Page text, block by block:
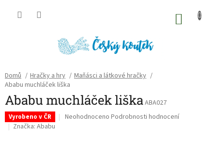
Domů / Hračky a hry / Maňásci a látkové hračky /
Ababu muchláček liška
Ababu muchláček liškaABA027
Vyrobeno v ČR
Průměrné
Neohodnoceno Podrobnosti hodnocení
Značka: Ababu